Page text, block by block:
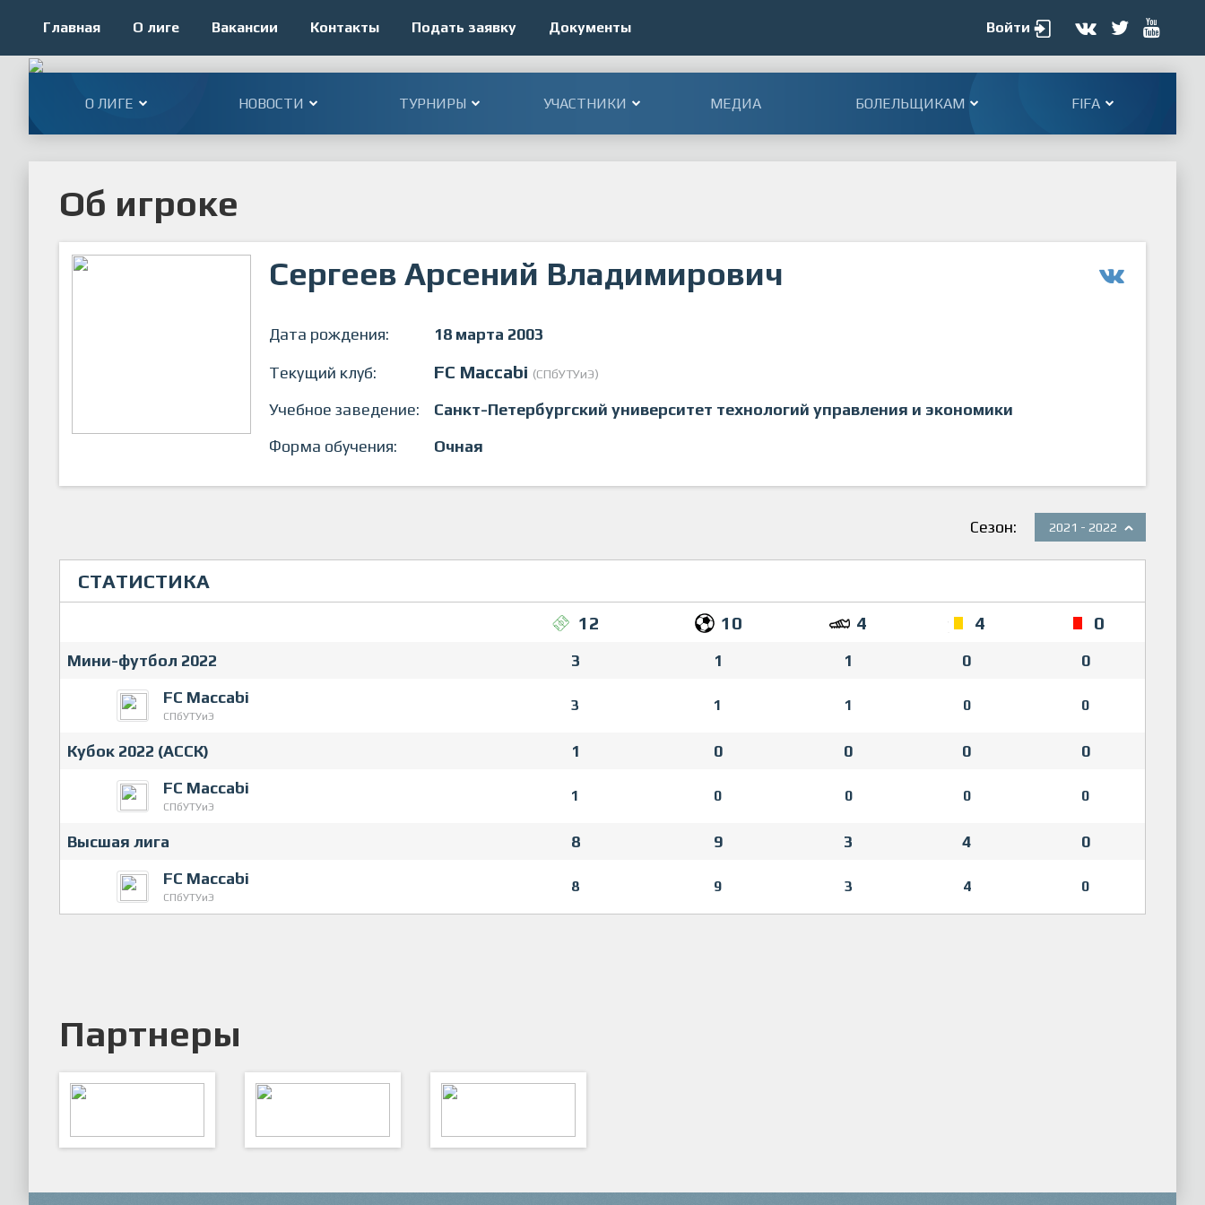
Главная О лиге Вакансии Контакты Подать заявку Документы Войти
О ЛИГЕ НОВОСТИ ТУРНИРЫ УЧАСТНИКИ МЕДИА БОЛЕЛЬЩИКАМ FIFA
Об игроке
Сергеев Арсений Владимирович
Дата рождения: 18 марта 2003
Текущий клуб: FC Maccabi (СПбУТУиЭ)
Учебное заведение:
Санкт-Петербургский университет технологий управления и экономики
Форма обучения:
Очная
2021 - 2022
Сезон:
СТАТИСТИКА
12 10 4 4 0
Мини-футбол 2022 3 1 1 0
0
FC Maccabi
СПбУТУиЭ
3 1 1 0 0
Кубок 2022 (АССК) 1 0 0 0
0
FC Maccabi
СПбУТУиЭ
1 0 0 0 0
Высшая лига 8 9 3 4
0
FC Maccabi
СПбУТУиЭ
8 9 3 4 0
Партнеры